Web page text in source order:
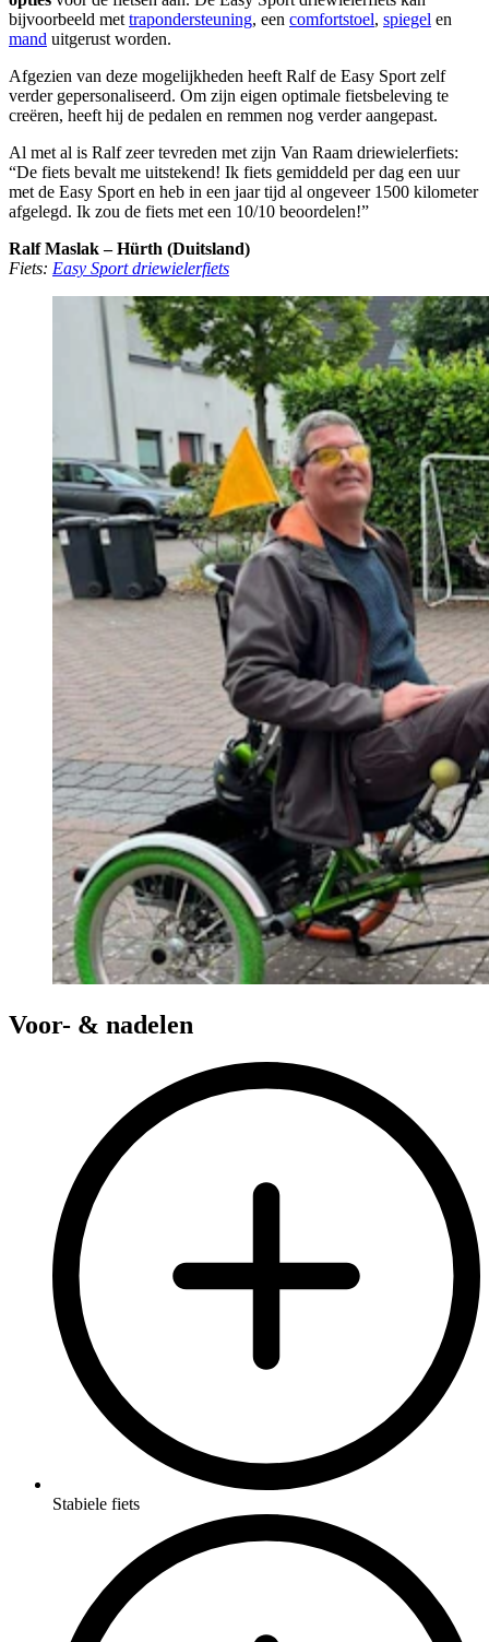
bijvoorbeeld met trapondersteuning, een comfortstoel, spiegel en
mand uitgerust worden.
Afgezien van deze mogelijkheden heeft Ralf de Easy Sport zelf
verder gepersonaliseerd. Om zijn eigen optimale fietsbeleving te
creëren, heeft hij de pedalen en remmen nog verder aangepast.
Al met al is Ralf zeer tevreden met zijn Van Raam driewielerfiets:
“De fiets bevalt me uitstekend! Ik fiets gemiddeld per dag een uur
met de Easy Sport en heb in een jaar tijd al ongeveer 1500 kilometer
afgelegd. Ik zou de fiets met een 10/10 beoordelen!”
Ralf Maslak – Hürth (Duitsland)
Fiets: Easy Sport driewielerfiets
Voor- & nadelen
Stabiele fiets